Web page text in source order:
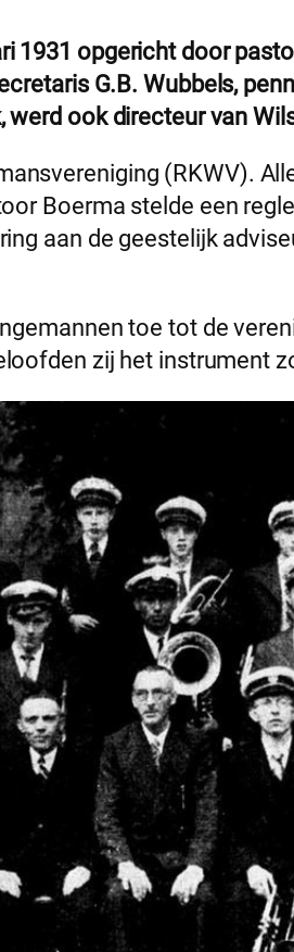
1931 opgericht door
G.B. Wubbels,
werd ook directeur van
(RKWV).
Boerma stelde een
aan de geestelijk
toe tot de
zij het instrument